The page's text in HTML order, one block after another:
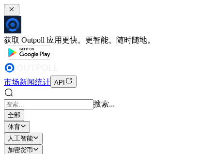
获取 Outpoll 应用更快。更智能。随时随地。
市场新闻统计 API
搜索...
全部
体育
人工智能
加密货币